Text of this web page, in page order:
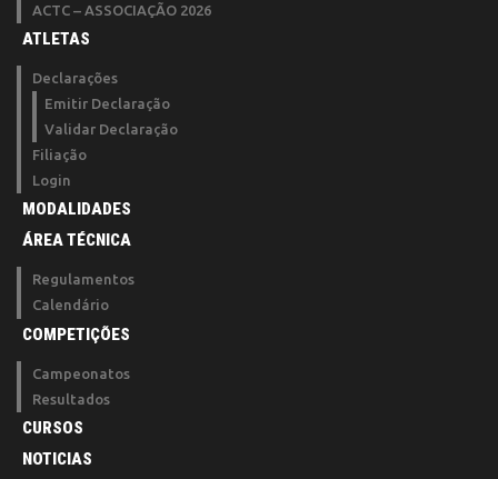
ACTC – ASSOCIAÇÃO 2026
ATLETAS
Declarações
Emitir Declaração
Validar Declaração
Filiação
Login
MODALIDADES
ÁREA TÉCNICA
Regulamentos
Calendário
COMPETIÇÕES
Campeonatos
Resultados
CURSOS
NOTICIAS